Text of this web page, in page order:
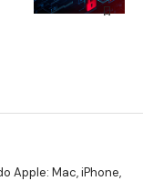
Apple: Mac, iPhone,